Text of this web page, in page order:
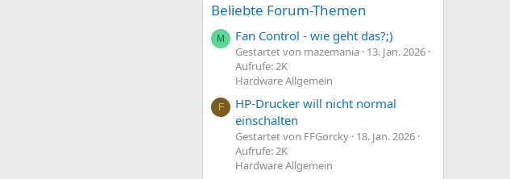
Beliebte Forum-Themen
M Fan Control - wie geht das?;)
Gestartet von mazemania 13. Jan. 2026
Aufrufe: 2K
Hardware Allgemein
F
HP-Drucker will nicht normal
einschalten
Gestartet von FFGorcky 18. Jan. 2026
Aufrufe: 2K
Hardware Allgemein